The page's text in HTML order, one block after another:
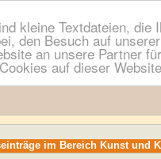
kleine Textdateien,
den Besuch auf
an unsere Partner
auf dieser
im Bereich Kunst und